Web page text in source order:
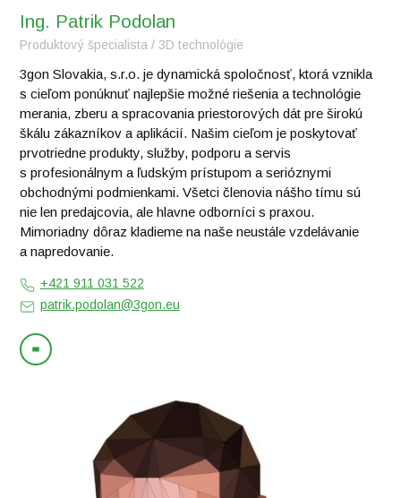
Ing. Patrik Podolan
Produktový špecialista / 3D technológie
3gon Slovakia, s.r.o. je dynamická spoločnosť, ktorá vznikla
s cieľom ponúknuť najlepšie možné riešenia a technológie
merania, zberu a spracovania priestorových dát pre širokú
škálu zákazníkov a aplikácií. Našim cieľom je poskytovať
prvotriedne produkty, služby, podporu a servis
s profesionálnym a ľudským prístupom a serióznymi
obchodnými podmienkami. Všetci členovia nášho tímu sú
nie len predajcovia, ale hlavne odborníci s praxou.
Mimoriadny dôraz kladieme na naše neustále vzdelávanie
a napredovanie.
+421 911 031 522
patrik.podolan@3gon.eu